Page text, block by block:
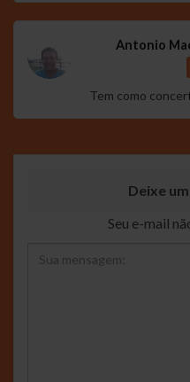
Antonio
Tem como
Deixe
Seu e-mail